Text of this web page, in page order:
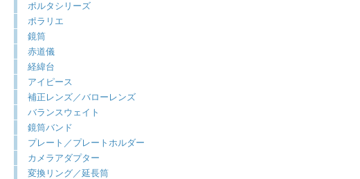
ポルタシリーズ
ポラリエ
鏡筒
赤道儀
経緯台
アイピース
補正レンズ／バローレンズ
バランスウェイト
鏡筒バンド
プレート／プレートホルダー
カメラアダプター
変換リング／延長筒